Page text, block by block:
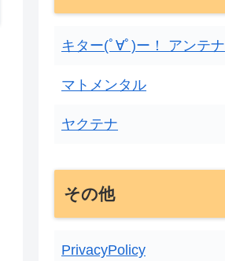
キター(ﾟ∀ﾟ)ー！ アンテナ
マトメンタル
ヤクテナ
その他
PrivacyPolicy